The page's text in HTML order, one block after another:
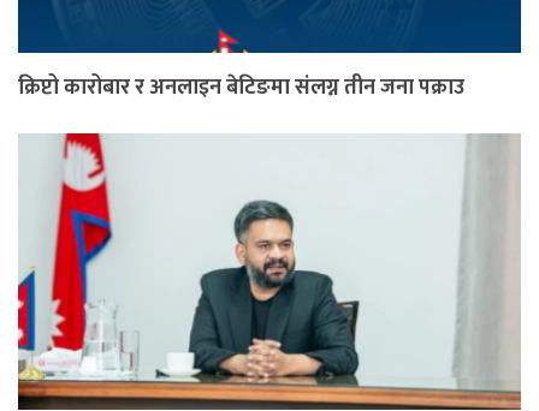
क्रिप्टो कारोबार र अनलाइन बेटिङमा संलग्न तीन जना पक्राउ